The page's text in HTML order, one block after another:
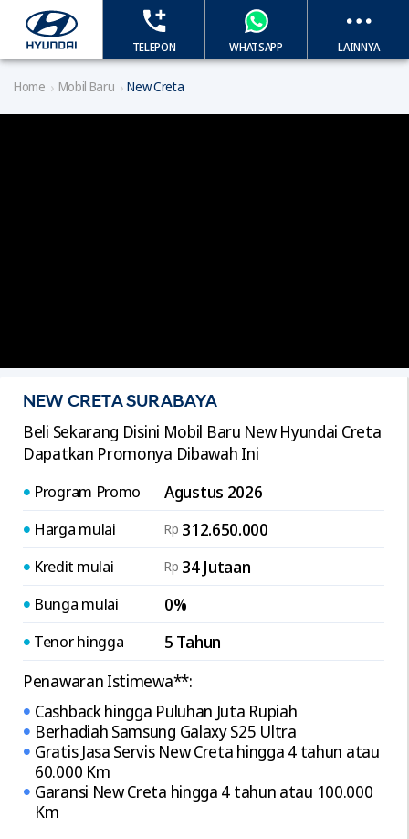
TELEPON WHATSAPP LAINNYA
Home Mobil Baru New Creta
NEW CRETA SURABAYA
Beli Sekarang Disini Mobil Baru New Hyundai Creta
Dapatkan Promonya Dibawah Ini
Program Promo Agustus 2026
Harga mulai Rp 312.650.000
Kredit mulai Rp 34 Jutaan
Bunga mulai 0%
Tenor hingga
5 Tahun
Penawaran Istimewa**:
Cashback hingga Puluhan Juta Rupiah
Berhadiah Samsung Galaxy S25 Ultra
Gratis Jasa Servis New Creta hingga 4 tahun atau
60.000 Km
Garansi New Creta hingga 4 tahun atau 100.000
Km